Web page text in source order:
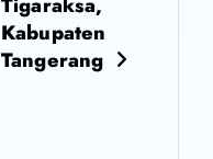
Tigaraksa,
Kabupaten
Tangerang